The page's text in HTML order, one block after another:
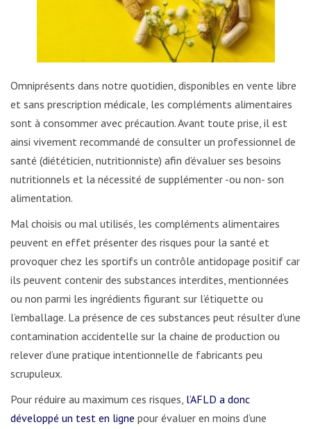
Omniprésents dans notre quotidien, disponibles en vente libre
et sans prescription médicale, les compléments alimentaires
sont à consommer avec précaution. Avant toute prise, il est
ainsi vivement recommandé de consulter un professionnel de
santé (diététicien, nutritionniste) afin d’évaluer ses besoins
nutritionnels et la nécessité de supplémenter -ou non- son
alimentation.
Mal choisis ou mal utilisés, les compléments alimentaires
peuvent en effet présenter des risques pour la santé et
provoquer chez les sportifs un contrôle antidopage positif car
ils peuvent contenir des substances interdites, mentionnées
ou non parmi les ingrédients figurant sur l’étiquette ou
l’emballage. La présence de ces substances peut résulter d’une
contamination accidentelle sur la chaine de production ou
relever d’une pratique intentionnelle de fabricants peu
scrupuleux.
Pour réduire au maximum ces risques, l’AFLD a donc
développé un test en ligne pour évaluer en moins d’une